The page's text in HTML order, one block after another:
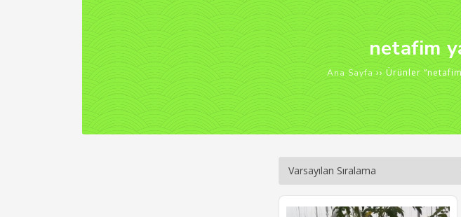
netafim
Ana Sayfa ›› Ürünler